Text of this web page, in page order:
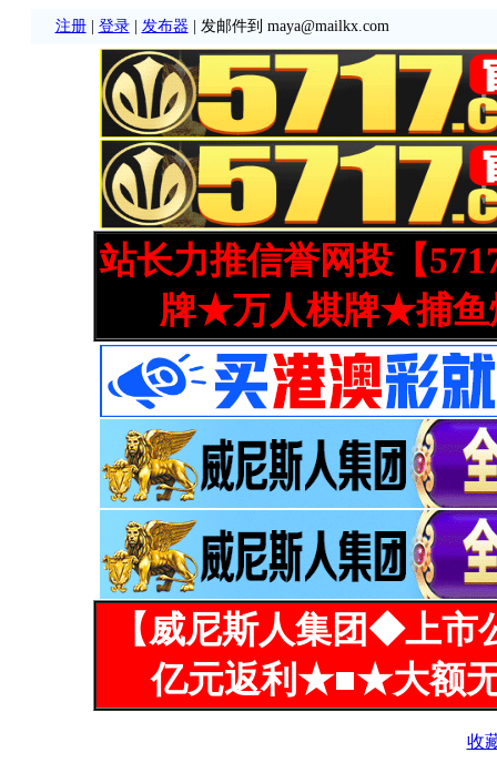
注册| 登录| 发布器 | 发邮件到 maya@mailkx.com
站长力推信誉网投【
牌★万人棋牌★捕鱼
【威尼斯人集团◆上
亿元返利★■★大额
收